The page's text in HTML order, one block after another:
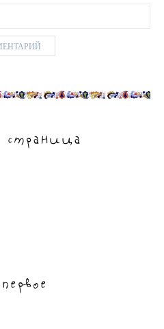
страница